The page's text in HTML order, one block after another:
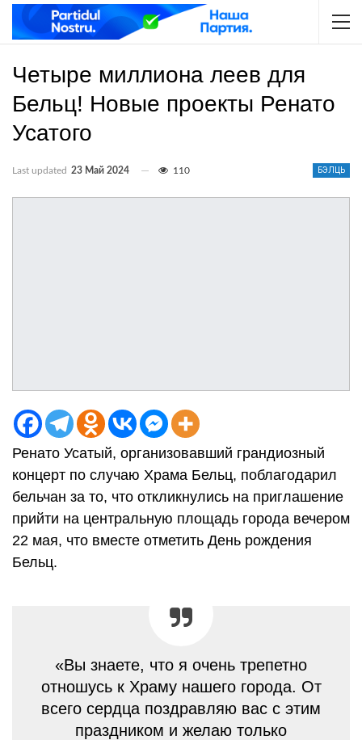
Четыре миллиона леев для
Бельц! Новые проекты Ренато
Усатого
БЭЛЦЬ
Last updated 23 Май 2024 110
Ренато Усатый, организовавший грандиозный
концерт по случаю Храма Бельц, поблагодарил
бельчан за то, что откликнулись на приглашение
прийти на центральную площадь города вечером
22 мая, что вместе отметить День рождения
Бельц.
«Вы знаете, что я очень трепетно
отношусь к Храму нашего города. От
всего сердца поздравляю вас с этим
праздником и желаю только